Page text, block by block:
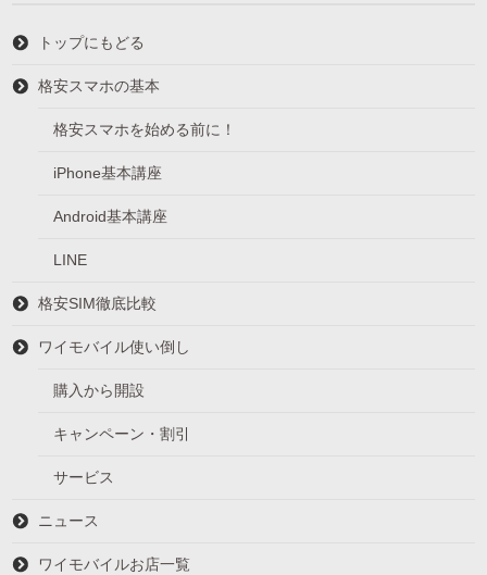
トップにもどる
格安スマホの基本
格安スマホを始める前に！
iPhone基本講座
Android基本講座
LINE
格安SIM徹底比較
ワイモバイル使い倒し
購入から開設
キャンペーン・割引
サービス
ニュース
ワイモバイルお店一覧